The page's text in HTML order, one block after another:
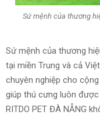
Sứ mệnh của thương
Sứ mệnh của thương
tại miền Trung và cả
chuyên nghiệp cho
giúp thú cưng luôn
RITDO PET ĐÀ NẴNG